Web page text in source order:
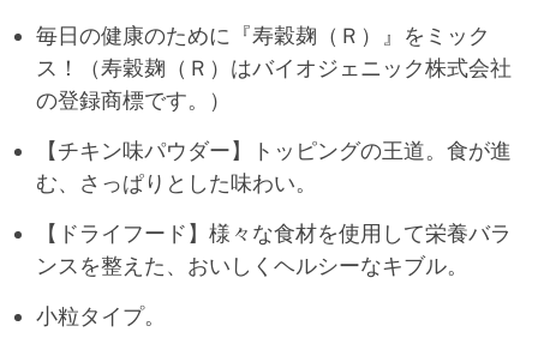
毎日の健康のために『寿穀麹（Ｒ）』をミック
ス！（寿穀麹（Ｒ）はバイオジェニック株式会社
の登録商標です。）
【チキン味パウダー】トッピングの王道。食が進
む、さっぱりとした味わい。
【ドライフード】様々な食材を使用して栄養バラ
ンスを整えた、おいしくヘルシーなキブル。
小粒タイプ。